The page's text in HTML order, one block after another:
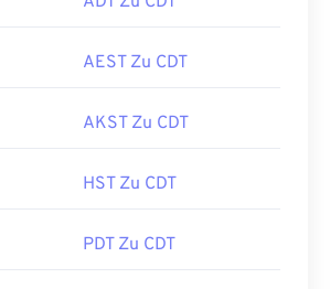
AEST Zu CDT
AKST Zu CDT
HST Zu CDT
PDT Zu CDT